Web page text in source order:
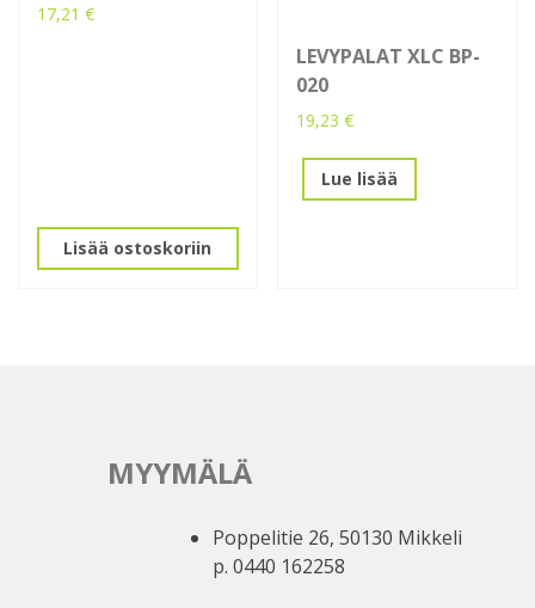
17,21 €
Lisää ostoskoriin
LEVYPALAT XLC BP-
020
19,23€
Lue lisää
MYYMÄLÄ
Poppelitie 26, 50130 Mikkeli
p. 0440 162258